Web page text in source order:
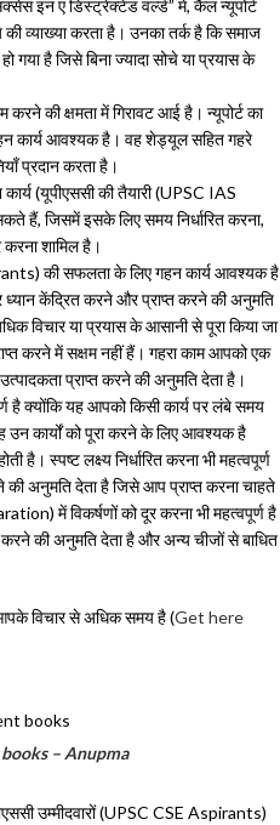
इन ए डिस्ट्रेक्टेड वर्ल्ड” में, कैल न्यूपोर्ट
व्याख्या करता है। उनका तर्क है कि समाज
गया है जिसे बिना ज्यादा सोचे या प्रयास के
की क्षमता में गिरावट आई है। न्यूपोर्ट का
कार्य आवश्यक है। वह शेड्यूल सहित गहरे
प्रदान करता है।
(यूपीएससी की तैयारी (UPSC IAS
हैं, जिसमें इसके लिए समय निर्धारित करना,
करना शामिल है।
की सफलता के लिए गहन कार्य आवश्यक है
केंद्रित करने और प्राप्त करने की अनुमति
विचार या प्रयास के आसानी से पूरा किया जा
करने में सक्षम नहीं हैं। गहरा काम आपको एक
प्राप्त करने की अनुमति देता है।
है क्योंकि यह आपको किसी कार्य पर लंबे समय
कार्यों को पूरा करने के लिए आवश्यक है
है। स्पष्ट लक्ष्य निर्धारित करना भी महत्वपूर्ण
अनुमति देता है जिसे आप प्राप्त करना चाहते
में विकर्षणों को दूर करना भी महत्वपूर्ण है
की अनुमति देता है और अन्य चीजों से बाधित
विचार से अधिक समय है (Get here
– Anupma
उम्मीदवारों (UPSC CSE Aspirants)